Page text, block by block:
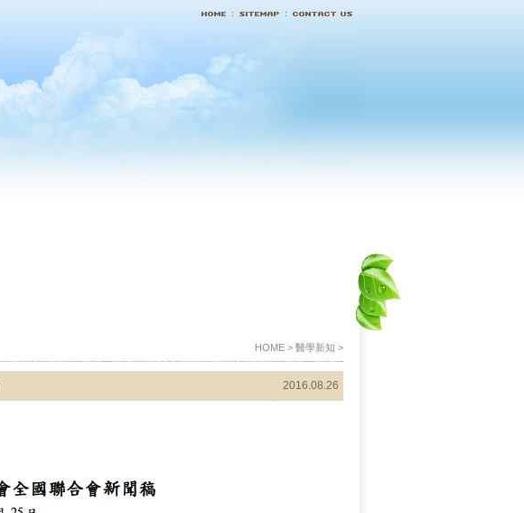
HOME > 醫學新知 >
2016.08.26